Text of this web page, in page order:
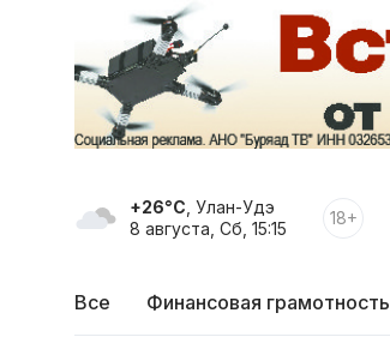
+26°C , Улан-Удэ
8 августа, Сб, 15:15
18+
Все Финансовая грамотность